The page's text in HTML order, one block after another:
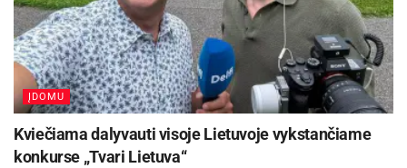
ĮDOMU
Kviečiama dalyvauti visoje Lietuvoje vykstančiame
konkurse „Tvari Lietuva“